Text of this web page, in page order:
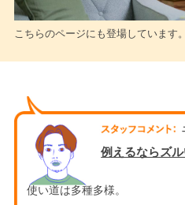
こちらのページにも登場しています
例えるならズ
使い道は多種多様。